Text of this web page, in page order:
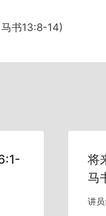
书13:8-14)
将
马
讲员: